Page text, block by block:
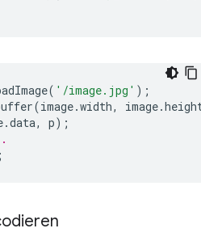
( '/image.jpg' );
(image.width, image.
.data, p);